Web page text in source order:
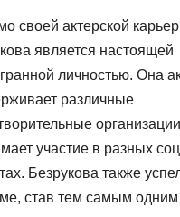
своей актерской
является настоящей
личностью. Она
различные
участие в разных
Безрукова также
став тем самым